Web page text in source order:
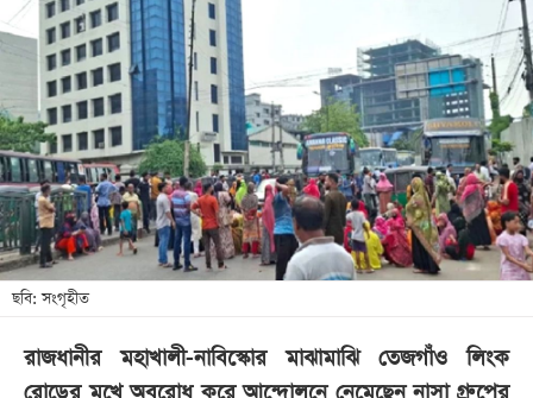
সারাদেশ
খেলা
বিনোদন
লাইফ
স্টাইল
শিক্ষা
তথ্যপ্রযুক্তি
বিভাগ
ছবি: সংগৃহীত
রাজধানীর মহাখালী-নাবিস্কোর মাঝামাঝি তেজগাঁও লিংক